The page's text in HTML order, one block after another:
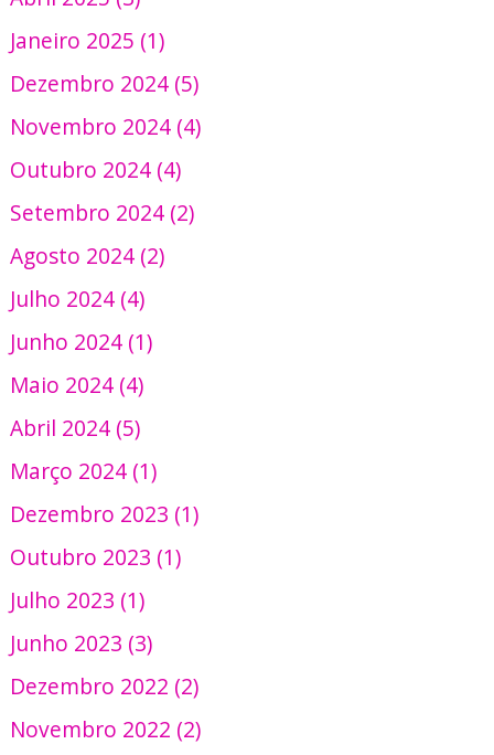
Janeiro 2025 (1)
Dezembro 2024 (5)
Novembro 2024 (4)
Outubro 2024 (4)
Setembro 2024 (2)
Agosto 2024 (2)
Julho 2024 (4)
Junho 2024 (1)
Maio 2024 (4)
Abril 2024 (5)
Março 2024 (1)
Dezembro 2023 (1)
Outubro 2023 (1)
Julho 2023 (1)
Junho 2023 (3)
Dezembro 2022 (2)
Novembro 2022 (2)